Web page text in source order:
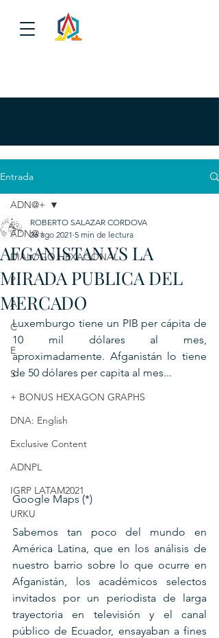
Entrada
ADN@+
DIALOGO HEXAGONAL
P
A
C
E
S
+ BONUS HEXAGON GRAPHS
DNA: English
Exclusive Content
ADNPL
IGRP LATAM2021
URKU
ADN@+
AFGANISTAN VS LA
MIRADA PUBLICA DEL
MERCADO
ROBERTO SALAZAR CORDOVA
26 ago 2021 5 min de lectura
Luxemburgo tiene un PIB per cápita de
10 mil dólares al mes,
aproximadamente. Afganistán lo tiene
de 50 dólares per capita al mes...
Google Maps (*)
Sabemos tan poco del mundo en
América Latina, que en los análisis de
nuestro barrio sobre lo que ocurre en
Afganistán, los académicos selectos
invitados por un periodista de larga
trayectoria en televisión y el canal
público de Ecuador, ensayaban a fines